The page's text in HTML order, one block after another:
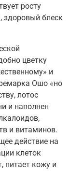
росту
здоровый блеск
цветку
и
Ошо «но
лотос
и наполнен
и витаминов.
действие на
клеток
питает кожу и